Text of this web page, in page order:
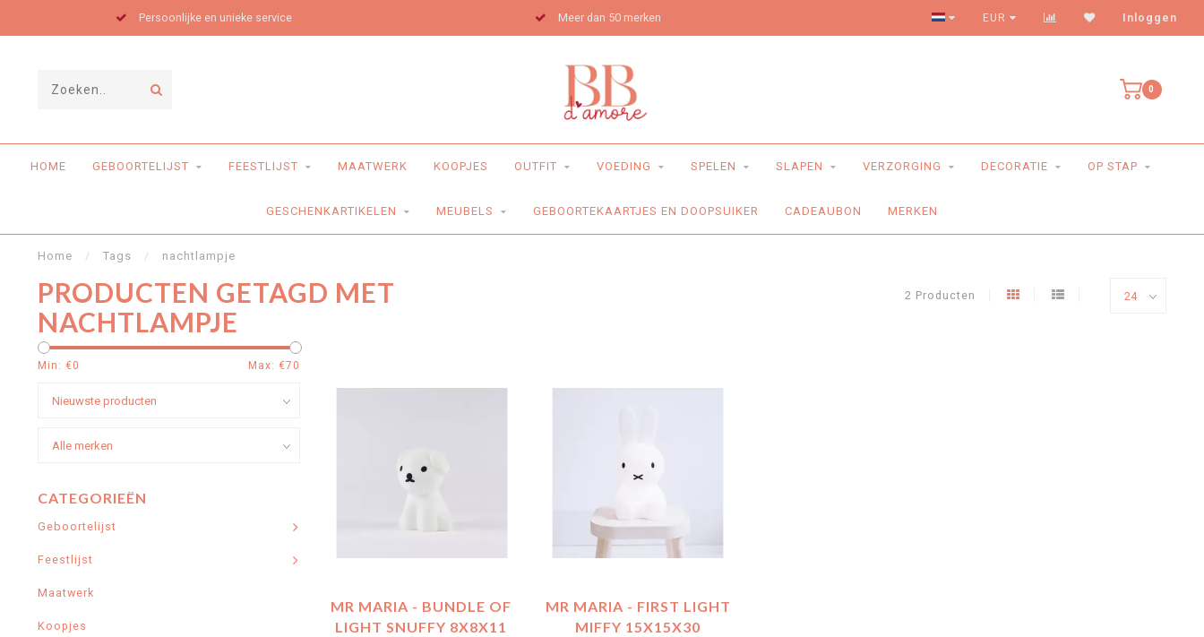
Persoonlijke en unieke service Meer dan 50 merken Levering aan huis
EUR Inloggen
0
HOME GEBOORTELIJST FEESTLIJST MAATWERK KOOPJES OUTFIT VOEDING SPELEN SLAPEN VERZORGING DECORATIE OP STAP
GESCHENKARTIKELEN MEUBELS GEBOORTEKAARTJES EN DOOPSUIKER CADEAUBON MERKEN
Home / Tags / nachtlampje
PRODUCTEN GETAGD MET
NACHTLAMPJE
2 Producten
Min: €0 Max: €70
CATEGORIEËN
Geboortelijst
Feestlijst
Maatwerk
Koopjes
MR MARIA - BUNDLE OF
LIGHT SNUFFY 8X8X11
MR MARIA - FIRST LIGHT
MIFFY 15X15X30